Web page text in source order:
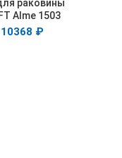
раковины
Alme 1503
10368 ₽